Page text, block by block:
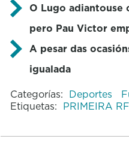
O Lugo adiantouse
pero Pau Victor
A pesar das
igualada
Categorías: Deportes
Etiquetas: PRIMEIRA